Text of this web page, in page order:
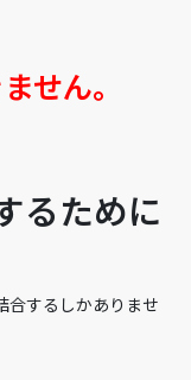
せん。
るために
合するしかありませ